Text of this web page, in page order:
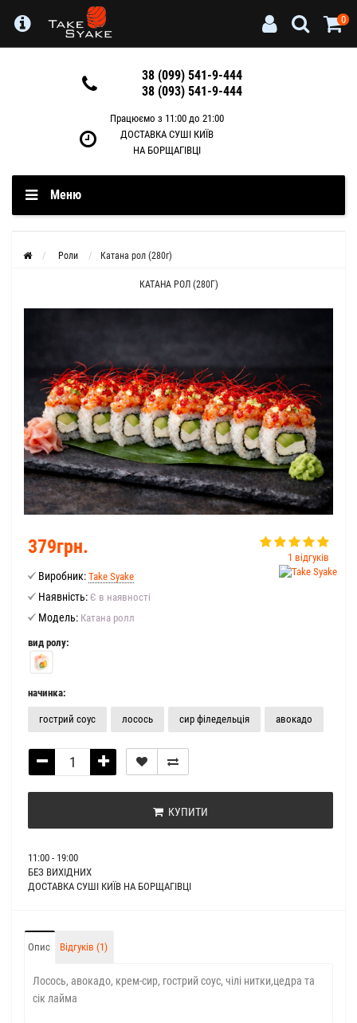
0
38 (099) 541-9-444
38 (093) 541-9-444
Працюємо з 11:00 до 21:00
ДОСТАВКА СУШІ КИЇВ
НА БОРЩАГІВЦІ
Меню
Роли Катана рол (280г)
КАТАНА РОЛ (280Г)
1 відгуків
379грн.
Виробник: Take Syake
Наявність: Є в наявності
Модель: Катана ролл
вид ролу:
начинка:
гострий соус лосось сир філедельція авокадо
КУПИТИ
11:00 - 19:00
БЕЗ ВИХІДНИХ
ДОСТАВКА СУШІ КИЇВ НА БОРЩАГІВЦІ
Опис Відгуків (1)
Лосось, авокадо, крем-сир, гострий соус, чілі нитки,цедра та
сік лайма